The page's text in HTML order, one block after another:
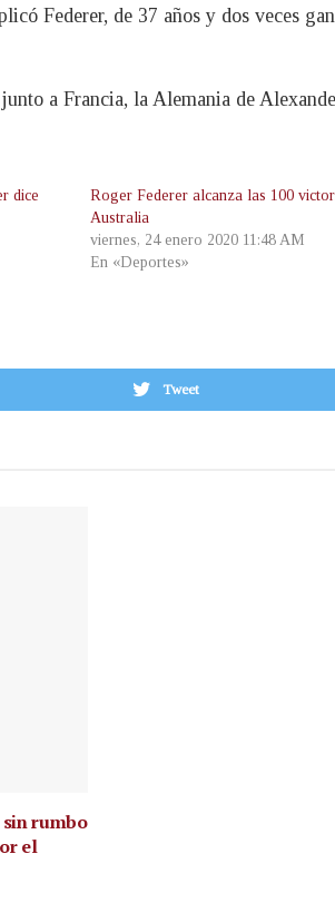
Federer, de 37 años y dos veces
a Francia, la Alemania de
dice
Roger Federer alcanza las 100
Australia
viernes, 24 enero 2020 11:48 AM
En «Deportes»
Tweet
rumbo
el